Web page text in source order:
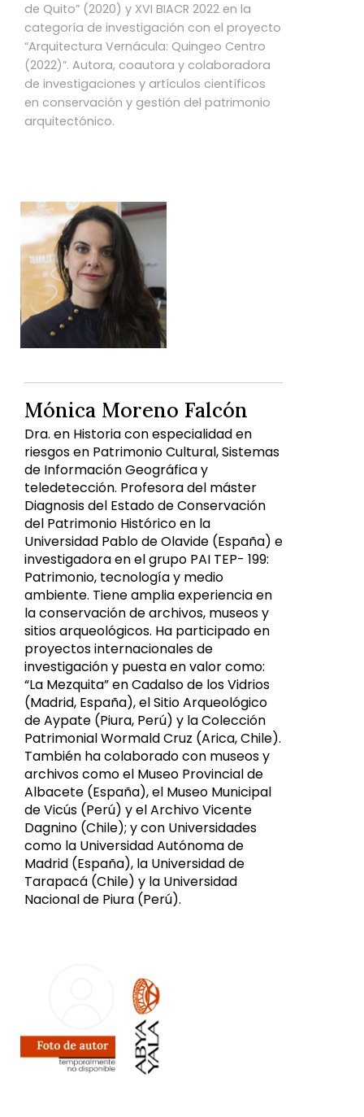
de Quito” (2020) y XVI BIACR 2022 en la
categoría de investigación con el proyecto
“Arquitectura Vernácula: Quingeo Centro
(2022)”. Autora, coautora y colaboradora
de investigaciones y artículos científicos
en conservación y gestión del patrimonio
arquitectónico.
Mónica Moreno Falcón
Dra. en Historia con especialidad en
riesgos en Patrimonio Cultural, Sistemas
de Información Geográfica y
teledetección. Profesora del máster
Diagnosis del Estado de Conservación
del Patrimonio Histórico en la
Universidad Pablo de Olavide (España) e
investigadora en el grupo PAI TEP- 199:
Patrimonio, tecnología y medio
ambiente. Tiene amplia experiencia en
la conservación de archivos, museos y
sitios arqueológicos. Ha participado en
proyectos internacionales de
investigación y puesta en valor como:
“La Mezquita” en Cadalso de los Vidrios
(Madrid, España), el Sitio Arqueológico
de Aypate (Piura, Perú) y la Colección
Patrimonial Wormald Cruz (Arica, Chile).
También ha colaborado con museos y
archivos como el Museo Provincial de
Albacete (España), el Museo Municipal
de Vicús (Perú) y el Archivo Vicente
Dagnino (Chile); y con Universidades
como la Universidad Autónoma de
Madrid (España), la Universidad de
Tarapacá (Chile) y la Universidad
Nacional de Piura (Perú).